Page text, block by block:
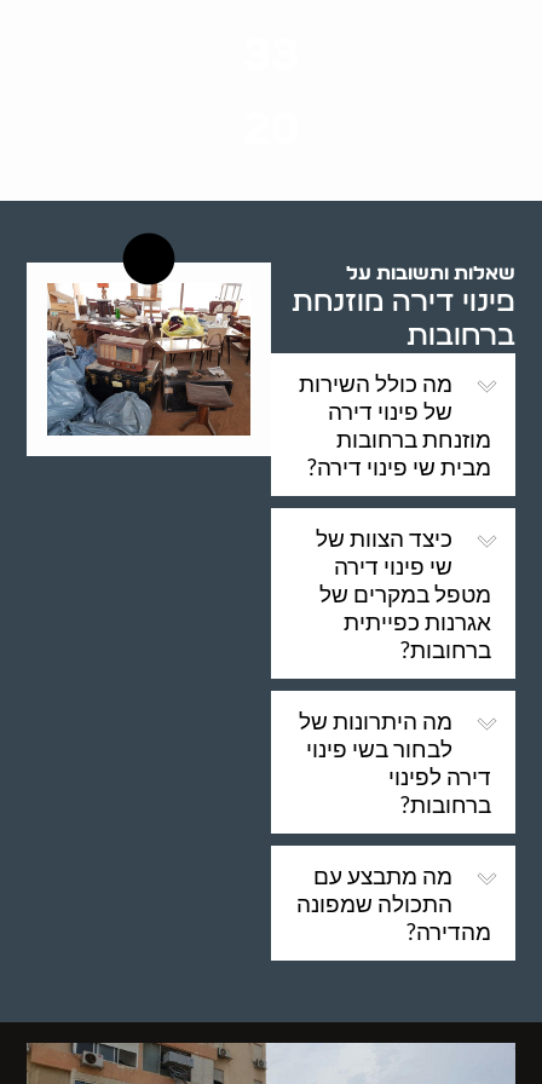
שאלות ותשובות על
פינוי דירה מוזנחת
ברחובות
מה כולל השירות
של פינוי דירה
מוזנחת ברחובות
מבית שי פינוי דירה?
כיצד הצוות של
שי פינוי דירה
מטפל במקרים של
אגרנות כפייתית
ברחובות?
מה היתרונות של
לבחור בשי פינוי
דירה לפינוי
ברחובות?
מה מתבצע עם
התכולה שמפונה
מהדירה?